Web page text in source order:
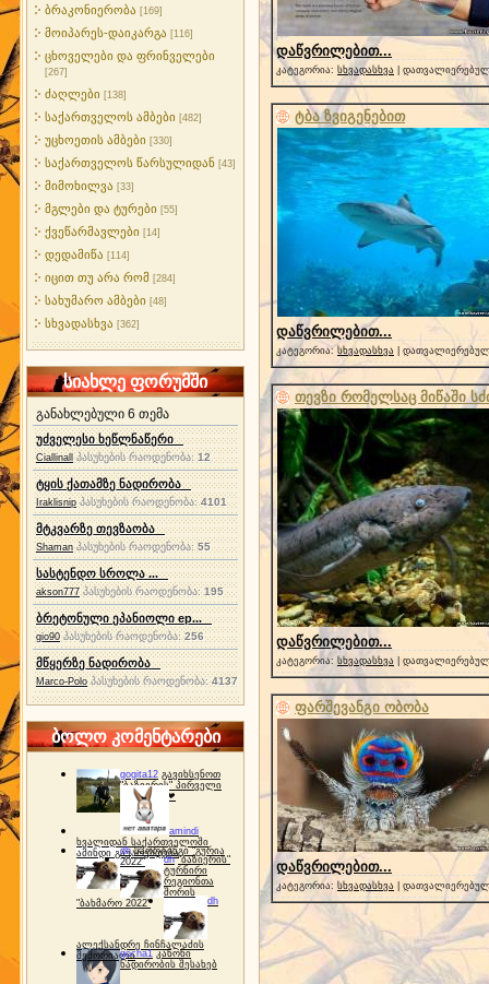
ბრაკონიერობა [169]
მოიპარეს-დაიკარგა [116]
ცხოველები და ფრინველები
[267]
ძაღლები [138]
საქართველოს ამბები [482]
უცხოეთის ამბები [330]
საქართველოს წარსულიდან [43]
მიმოხილვა [33]
მგლები და ტურები [55]
ქვეწარმავლები [14]
დედამიწა [114]
იცით თუ არა რომ [284]
სახუმარო ამბები [48]
სხვადასხვა [362]
სიახლე ფორუმში
განახლებული 6 თემა
უძველესი ხეწლნაწერი
Ciallinall პასუხების რაოდენობა:12
ტყის ქათამზე ნადირობა
Iraklisnip პასუხების რაოდენობა: 4101
მტკვარზე თევზაობა
Shaman პასუხების რაოდენობა:55
სასტენდო სროლა ...
akson777 პასუხების რაოდენობა:195
ბრეტონული ეპანიოლი ep...
gio90 პასუხების რაოდენობა:256
მწყერზე ნადირობა
Marco-Polo პასუხების რაოდენობა:4137
ბოლო კომენტარები
gogita12 გავიხსენოთ
"ბაზიერის" პირველი
ტურნირი ❤
amindi
ხვალიდან საქართველოში
ამინდი გაუარესდება
dh სპორტინგი "გურია
2022"
dh "ბაზიერის"
ტურნირი
რეგიონთა
შორის
"ბახმარო 2022"
dh
ალექსანდრე ჩინჩალაძის
მემორიალიgocha1 კანონი
ნადირობის შესახებ
დაწვრილებით...
კატეგორია: სხვადასხვა |
ტბა ზვიგენებით
დაწვრილებით...
კატეგორია: სხვადასხვა |
თევზი რომელსაც მიწაში
დაწვრილებით...
კატეგორია: სხვადასხვა |
ფარშევანგი ობობა
დაწვრილებით...
კატეგორია: სხვადასხვა |